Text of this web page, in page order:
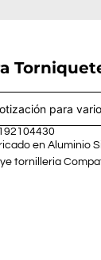
para
en Aluminio
tornilleria